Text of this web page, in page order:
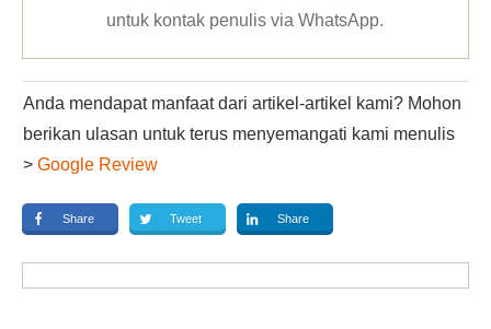
untuk kontak penulis via WhatsApp.
Anda mendapat manfaat dari artikel-artikel kami? Mohon
berikan ulasan untuk terus menyemangati kami menulis
> Google Review
Share Tweet Share